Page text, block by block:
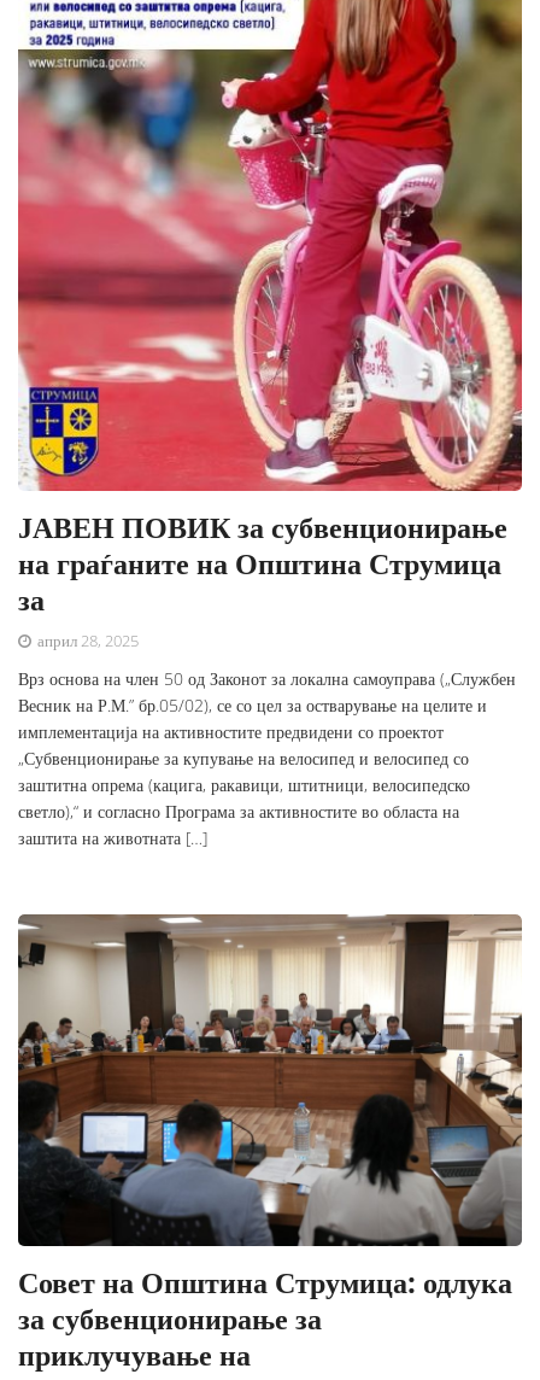
ЈАВЕН ПОВИК за субвенционирање
на граѓаните на Општина Струмица
за
април 28, 2025
Врз основа на член 50 од Законот за локална самоуправа („Службен
Весник на Р.М.” бр.05/02), се со цел за остварување на целите и
имплементација на активностите предвидени со проектот
„Субвенционирање за купување на велосипед и велосипед со
заштитна опрема (кацига, ракавици, штитници, велосипедско
светло),“ и согласно Програма за активностите во областа на
заштита на животната […]
Совет на Општина Струмица: одлука
за субвенционирање за
приклучување на